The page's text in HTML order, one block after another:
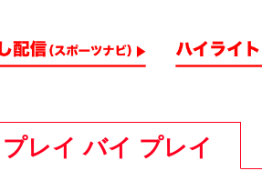
プレイ バイ プレイ